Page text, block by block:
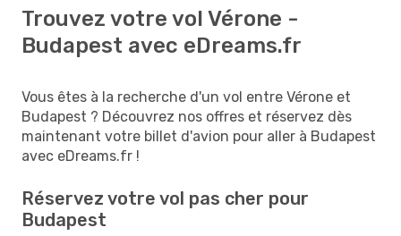
Trouvez votre vol Vérone -
Budapest avec eDreams.fr
Vous êtes à la recherche d'un vol entre Vérone et
Budapest ? Découvrez nos offres et réservez dès
maintenant votre billet d'avion pour aller à Budapest
avec eDreams.fr !
Réservez votre vol pas cher pour
Budapest